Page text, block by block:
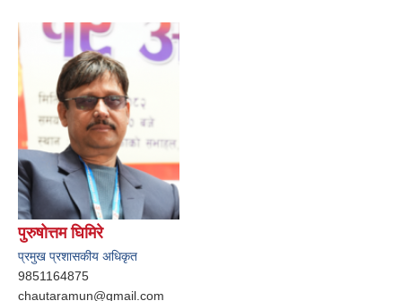
पुरुषोत्तम घिमिरे
प्रमुख प्रशासकीय अधिकृत
9851164875
chautaramun@gmail.com